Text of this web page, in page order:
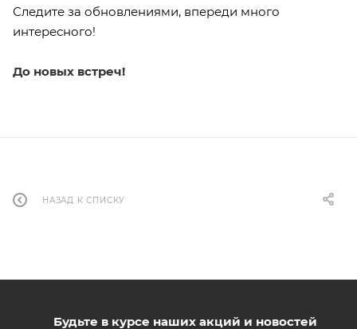
Следите за обновлениями, впереди много
интересного!
До новых встреч!
НАЗАД К СПИСКУ
Будьте в курсе наших акций и новостей